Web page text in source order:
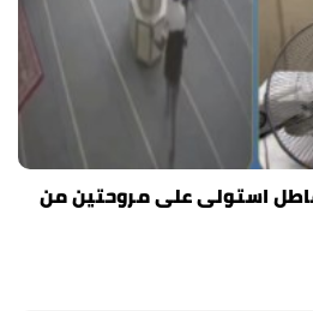
استولى على مروحتين من